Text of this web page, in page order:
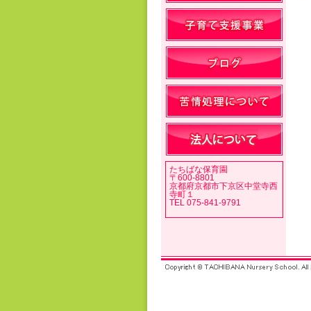
たちばな保育園
〒600-8801
京都府京都市下京区中堂寺西
寺町１
TEL 075-841-9791